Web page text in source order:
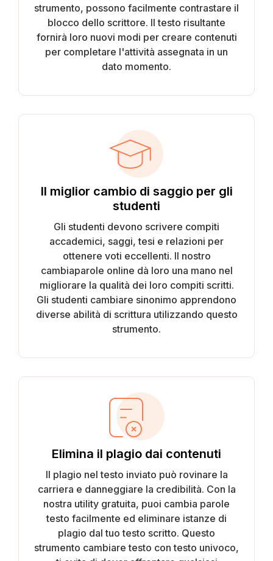
strumento, possono facilmente contrastare il
blocco dello scrittore. Il testo risultante
fornirà loro nuovi modi per creare contenuti
per completare l'attività assegnata in un
dato momento.
Il miglior cambio di saggio per gli
studenti
Gli studenti devono scrivere compiti
accademici, saggi, tesi e relazioni per
ottenere voti eccellenti. Il nostro
cambiaparole online dà loro una mano nel
migliorare la qualità dei loro compiti scritti.
Gli studenti cambiare sinonimo apprendono
diverse abilità di scrittura utilizzando questo
strumento.
Elimina il plagio dai contenuti
Il plagio nel testo inviato può rovinare la
carriera e danneggiare la credibilità. Con la
nostra utility gratuita, puoi cambia parole
testo facilmente ed eliminare istanze di
plagio dal tuo testo scritto. Questo
strumento cambiare testo con testo univoco,